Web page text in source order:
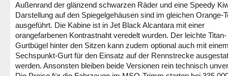
Außenrand der glänzend schwarzen Räder und eine Speedy
Darstellung auf den Spiegelgehäusen sind im gleichen Orange-
ausgeführt. Die Kabine ist in Jet Black Alcantara mit einer
orangefarbenen Kontrastnaht veredelt wurden. Der leichte Titan-
Gurtbügel hinter den Sitzen kann zudem optional auch mit
Sechspunkt-Gurt für den Einsatz auf der Rennstrecke
werden. Ansonsten bleiben beide Versionen rein technisch